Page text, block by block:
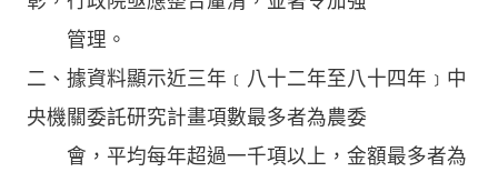
管理。
二、據資料顯示近三年﹝八十二年至八十四年﹞中
央機關委託研究計畫項數最多者為農委
會，平均每年超過一千項以上，金額最多者為